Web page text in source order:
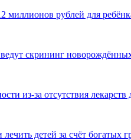
миллионов рублей для
скрининг
из-за отсутствия
детей за счёт богатых